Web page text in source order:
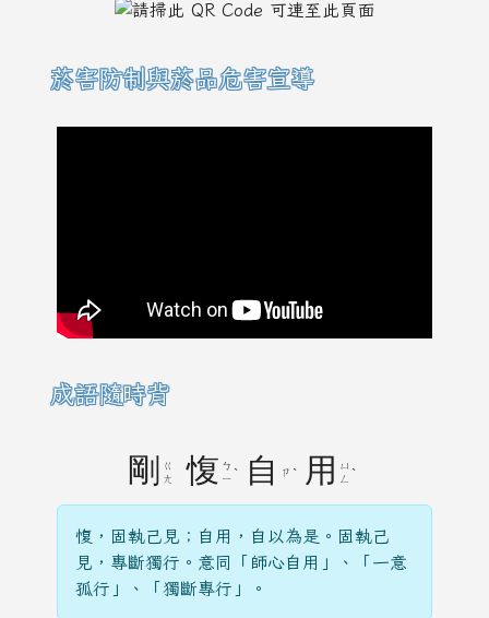
菸害防制與菸品危害宣導
成語隨時背
剛
ㄍ
ㄤ
愎 ㄅ
ㄧ ˋ 自 ㄗ ˋ 用
ㄩ
ㄥ
ˋ
愎，固執己見；自用，自以為是。固執己
見，專斷獨行。意同「師心自用」、「一意
孤行」、「獨斷專行」。